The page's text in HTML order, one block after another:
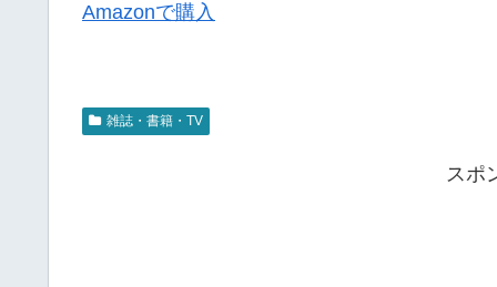
Amazonで購入
雑誌・書籍・TV
スポ